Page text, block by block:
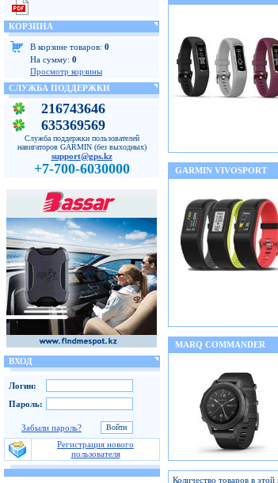
КОРЗИНА
В корзине товаров: 0
На сумму: 0
Просмотр корзины
СЛУЖБА ПОДДЕРЖКИ
216743646
635369569
Служба поддержки пользователей
навигаторов GARMIN (без выходных)
support@gps.kz
+7-700-6030000
ВХОД
Логин:
Пароль:
Забыли пароль?
Регистрация нового
пользователя
GARMIN VIVOSPORT
MARQ COMMANDER
Количество товаров в этой